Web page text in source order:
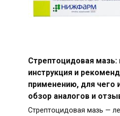
Стрептоцидовая мазь:
инструкция и
применению, для чего
обзор аналогов и
Стрептоцидовая мазь —